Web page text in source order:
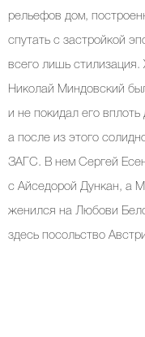
рельефов дом,
спутать с застройкой
всего лишь стилизация.
Николай Миндовский
и не покидал его
а после из этого
ЗАГС. В нем Сергей
с Айседорой Дункан, а
женился на Любови
здесь посольство